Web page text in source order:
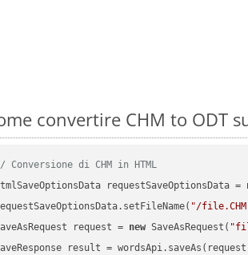
convertire CHM to ODT
Conversione di CHM in HTML
requestSaveOptionsData =
"/
request = new SaveAsRequest(
result =